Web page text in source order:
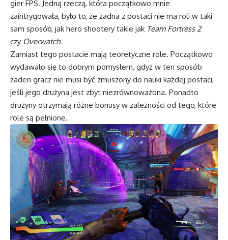
gier FPS. Jedną rzeczą, która początkowo mnie
zaintrygowała, było to, że żadna z postaci nie ma roli w taki
sam sposób, jak hero shootery takie jak Team Fortress 2
czy Overwatch.
Zamiast tego postacie mają teoretyczne role. Początkowo
wydawało się to dobrym pomysłem, gdyż w ten sposób
żaden gracz nie musi być zmuszony do nauki każdej postaci,
jeśli jego drużyna jest zbyt niezrównoważona. Ponadto
drużyny otrzymają różne bonusy w zależności od tego, które
role są pełnione.